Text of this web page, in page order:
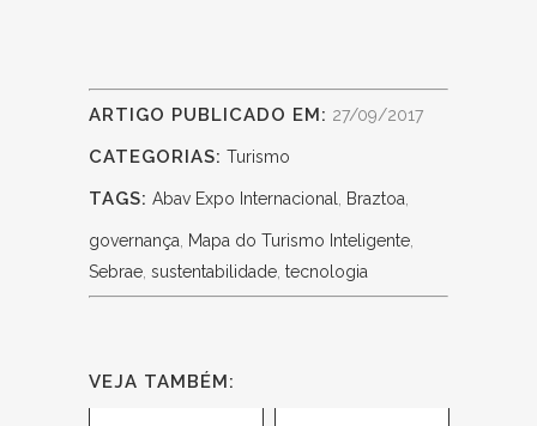
ARTIGO PUBLICADO EM: 27/09/2017
CATEGORIAS: Turismo
TAGS: Abav Expo Internacional Braztoa
governança Mapa do Turismo Inteligente
Sebrae sustentabilidade tecnologia
VEJA TAMBÉM: